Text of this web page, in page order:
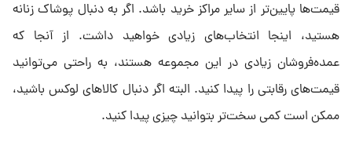
قیمت‌ها پایین‌تر از سایر مراکز خرید باشد. اگر به دنبال پوشاک زنانه
هستید، اینجا انتخاب‌های زیادی خواهید داشت. از آنجا که
عمده‌فروشان زیادی در این مجموعه هستند، به راحتی می‌توانید
قیمت‌های رقابتی را پیدا کنید. البته اگر دنبال کالاهای لوکس باشید،
ممکن است کمی سخت‌تر بتوانید چیزی پیدا کنید.